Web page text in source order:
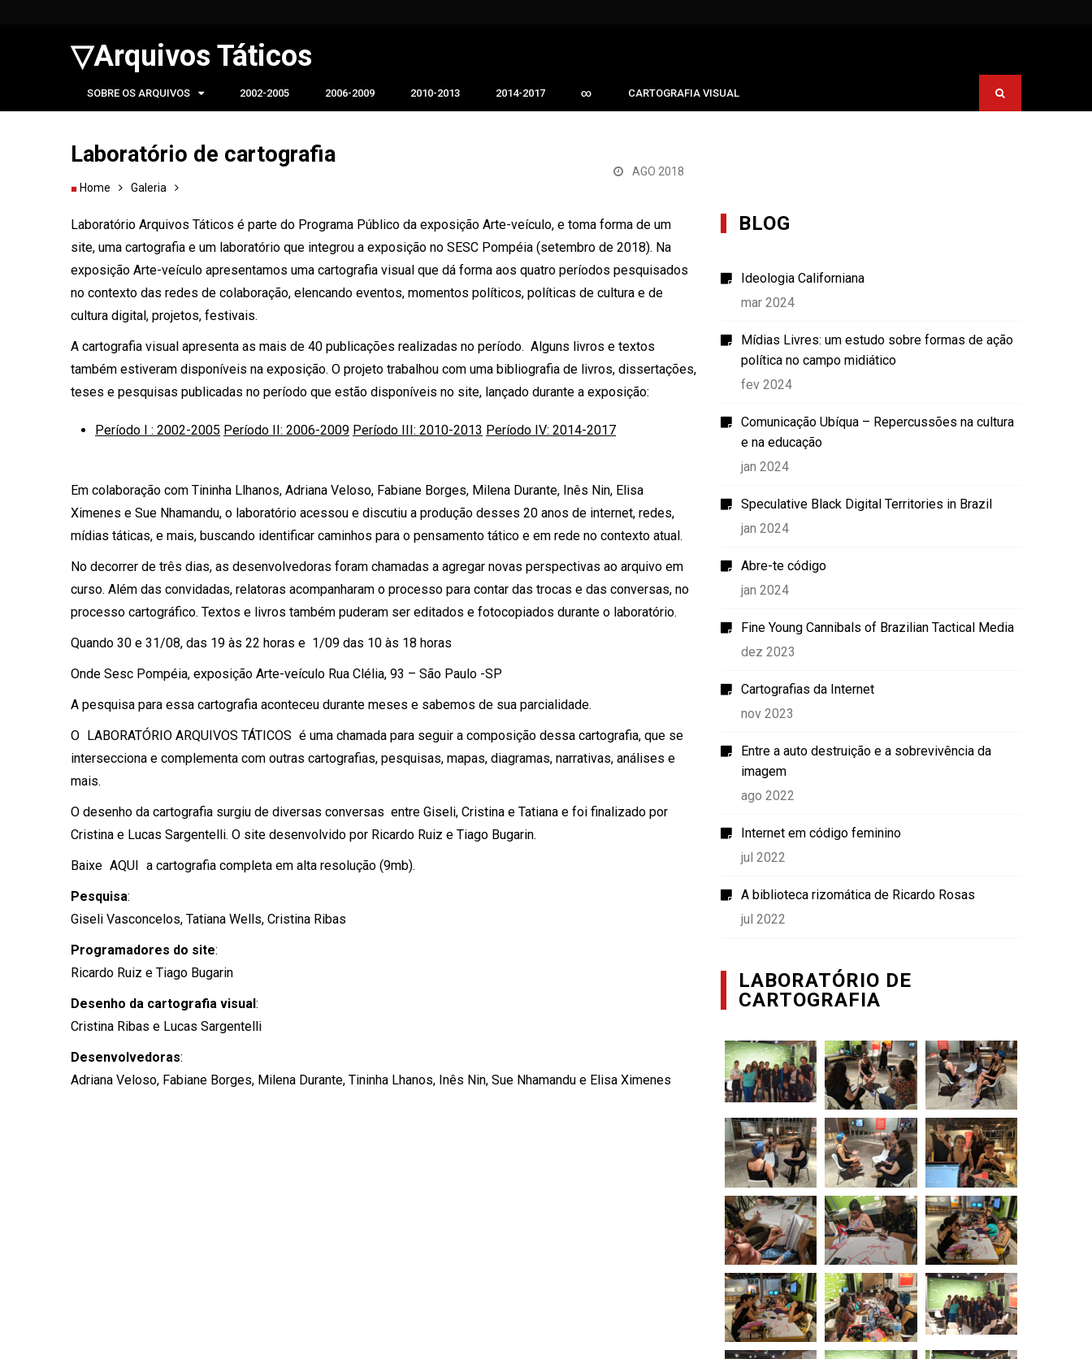
▽Arquivos Táticos
SOBRE OS ARQUIVOS 2002-2005 2006-2009 2010-2013 2014-2017 ∞ CARTOGRAFIA VISUAL
Laboratório de cartografia
Home Galeria
AGO 2018
Laboratório Arquivos Táticos é parte do Programa Público da exposição Arte-veículo, e toma forma de um
site, uma cartografia e um laboratório que integrou a exposição no SESC Pompéia (setembro de 2018). Na
exposição Arte-veículo apresentamos uma cartografia visual que dá forma aos quatro períodos pesquisados
no contexto das redes de colaboração, elencando eventos, momentos políticos, políticas de cultura e de
cultura digital, projetos, festivais.
A cartografia visual apresenta as mais de 40 publicações realizadas no período. Alguns livros e textos
também estiveram disponíveis na exposição. O projeto trabalhou com uma bibliografia de livros, dissertações,
teses e pesquisas publicadas no período que estão disponíveis no site, lançado durante a exposição:
Período I : 2002-2005 Período II: 2006-2009 Período III: 2010-2013 Período IV: 2014-2017
Em colaboração com Tininha Llhanos, Adriana Veloso, Fabiane Borges, Milena Durante, Inês Nin, Elisa
Ximenes e Sue Nhamandu, o laboratório acessou e discutiu a produção desses 20 anos de internet, redes,
mídias táticas, e mais, buscando identificar caminhos para o pensamento tático e em rede no contexto atual.
No decorrer de três dias, as desenvolvedoras foram chamadas a agregar novas perspectivas ao arquivo em
curso. Além das convidadas, relatoras acompanharam o processo para contar das trocas e das conversas, no
processo cartográfico. Textos e livros também puderam ser editados e fotocopiados durante o laboratório.
Quando 30 e 31/08, das 19 às 22 horas e 1/09 das 10 às 18 horas
Onde Sesc Pompéia, exposição Arte-veículo Rua Clélia, 93 – São Paulo -SP
A pesquisa para essa cartografia aconteceu durante meses e sabemos de sua parcialidade.
O LABORATÓRIO ARQUIVOS TÁTICOS é uma chamada para seguir a composição dessa cartografia, que se
intersecciona e complementa com outras cartografias, pesquisas, mapas, diagramas, narrativas, análises e
mais.
O desenho da cartografia surgiu de diversas conversas entre Giseli, Cristina e Tatiana e foi finalizado por
Cristina e Lucas Sargentelli. O site desenvolvido por Ricardo Ruiz e Tiago Bugarin.
Baixe AQUI a cartografia completa em alta resolução (9mb).
Pesquisa:
Giseli Vasconcelos, Tatiana Wells, Cristina Ribas
Programadores do site:
Ricardo Ruiz e Tiago Bugarin
Desenho da cartografia visual:
Cristina Ribas e Lucas Sargentelli
Desenvolvedoras:
Adriana Veloso, Fabiane Borges, Milena Durante, Tininha Lhanos, Inês Nin, Sue Nhamandu e Elisa Ximenes
BLOG
Ideologia Californiana
mar 2024
Mídias Livres: um estudo sobre formas de ação
política no campo midiático
fev 2024
Comunicação Ubíqua – Repercussões na cultura
e na educação
jan 2024
Speculative Black Digital Territories in Brazil
jan 2024
Abre-te código
jan 2024
Fine Young Cannibals of Brazilian Tactical Media
dez 2023
Cartografias da Internet
nov 2023
Entre a auto destruição e a sobrevivência da
imagem
ago 2022
Internet em código feminino
jul 2022
A biblioteca rizomática de Ricardo Rosas
jul 2022
LABORATÓRIO DE
CARTOGRAFIA